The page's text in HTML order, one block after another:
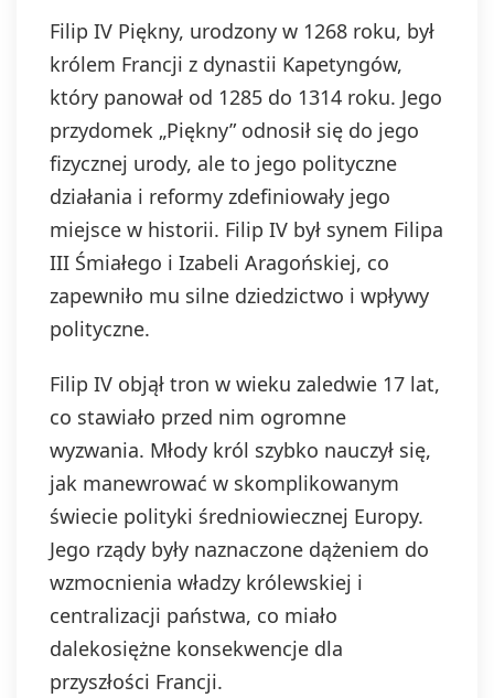
Filip IV Piękny, urodzony w 1268 roku, był
królem Francji z dynastii Kapetyngów,
który panował od 1285 do 1314 roku. Jego
przydomek „Piękny” odnosił się do jego
fizycznej urody, ale to jego polityczne
działania i reformy zdefiniowały jego
miejsce w historii. Filip IV był synem Filipa
III Śmiałego i Izabeli Aragońskiej, co
zapewniło mu silne dziedzictwo i wpływy
polityczne.
Filip IV objął tron w wieku zaledwie 17 lat,
co stawiało przed nim ogromne
wyzwania. Młody król szybko nauczył się,
jak manewrować w skomplikowanym
świecie polityki średniowiecznej Europy.
Jego rządy były naznaczone dążeniem do
wzmocnienia władzy królewskiej i
centralizacji państwa, co miało
dalekosiężne konsekwencje dla
przyszłości Francji.